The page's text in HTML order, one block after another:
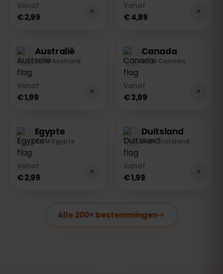
Vanaf
€ 2,99
Vanaf
€ 4,99
Australië
eSIM Australië
Vanaf
€ 1,99
Canada
eSIM Canada
Vanaf
€ 3,99
Egypte
eSIM Egypte
Vanaf
€ 2,99
Duitsland
eSIM Duitsland
Vanaf
€ 1,99
Alle 200+ bestemmingen